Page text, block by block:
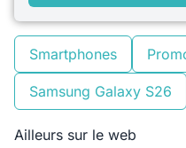
Smartphones
Samsung Galaxy S26
Ailleurs sur le web